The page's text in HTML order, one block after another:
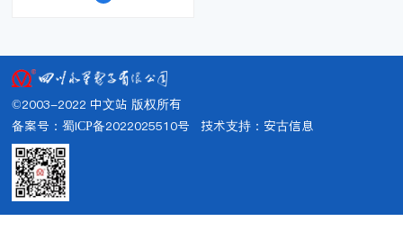
©2003-2022 中文站 版权所有
备案号：蜀ICP备2022025510号 技术支持： 安古信息